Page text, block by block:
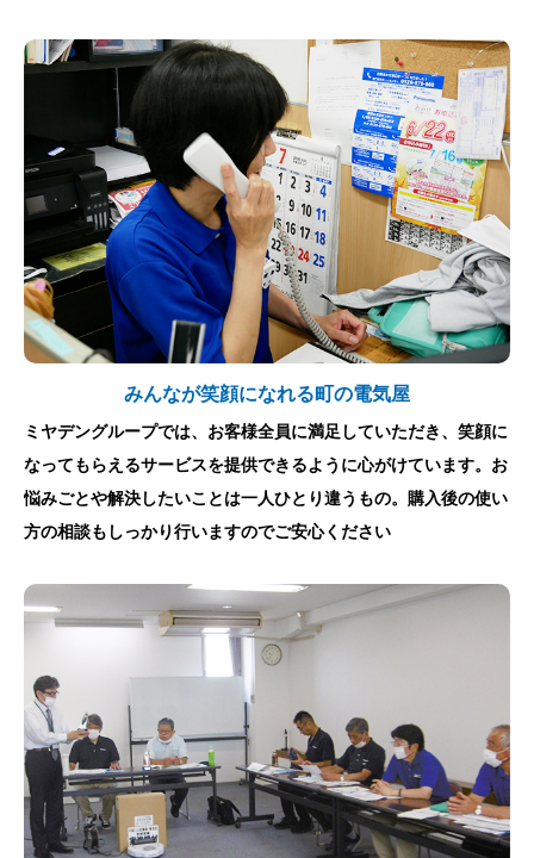
みんなが笑顔になれる町の電気屋
ミヤデングループでは、お客様全員に満足していただき、笑顔に
なってもらえるサービスを提供できるように心がけています。お
悩みごとや解決したいことは一人ひとり違うもの。購入後の使い
方の相談もしっかり行いますのでご安心ください